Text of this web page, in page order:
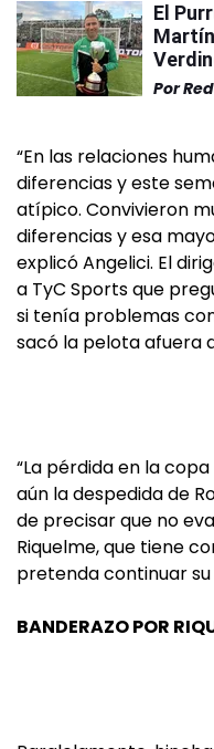
El
Por
“En las relaciones
diferencias y este
atípico. Convivieron
diferencias y esa
explicó Angelici. El
a TyC Sports que
si tenía problemas
sacó la pelota afuera
“La pérdida en la
aún la despedida de
de precisar que no
Riquelme, que tiene
pretenda continuar
BANDERAZO POR